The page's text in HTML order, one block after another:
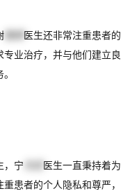
医生还非常注重患者的
业治疗，并与他们建立良
，宁
医生一直秉持着为
患者的个人隐私和尊严，